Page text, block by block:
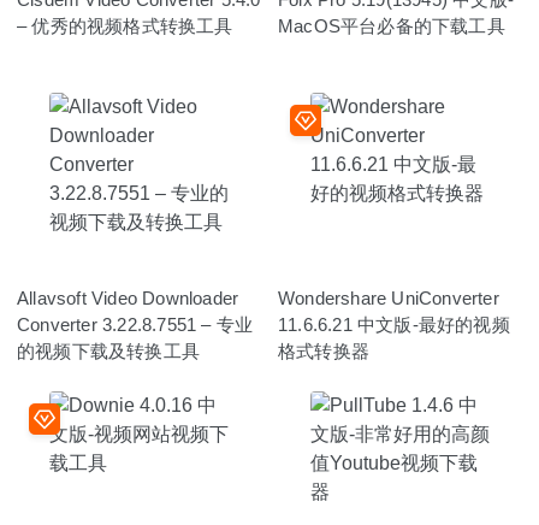
– 优秀的视频格式转换工具
MacOS平台必备的下载工具
Allavsoft Video Downloader
Converter 3.22.8.7551 – 专业
的视频下载及转换工具
Wondershare UniConverter
11.6.6.21 中文版-最好的视频
格式转换器